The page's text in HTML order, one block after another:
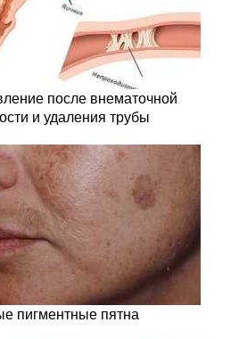
после внематочной
и удаления трубы
пигментные пятна